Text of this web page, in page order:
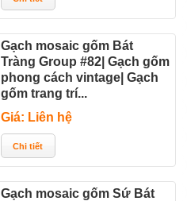
Gạch mosaic gốm Bát
Tràng Group #82| Gạch gốm
phong cách vintage| Gạch
gốm trang trí...
Giá: Liên hệ
Gạch mosaic gốm Sứ Bát